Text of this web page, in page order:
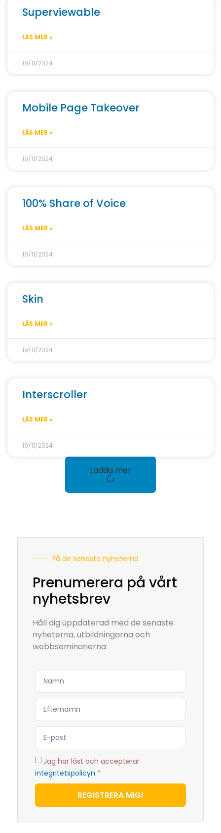
Superviewable
LÄS MER »
19/11/2024
Mobile Page Takeover
LÄS MER »
19/11/2024
100% Share of Voice
LÄS MER »
19/11/2024
Skin
LÄS MER »
19/11/2024
Interscroller
LÄS MER »
19/11/2024
Ladda mer
Få de senaste nyheterna
Prenumerera på vårt
nyhetsbrev
Håll dig uppdaterad med de senaste
nyheterna, utbildningarna och
webbseminarierna
Jag har läst och accepterar
integritetspolicyn *
REGISTRERA MIG!